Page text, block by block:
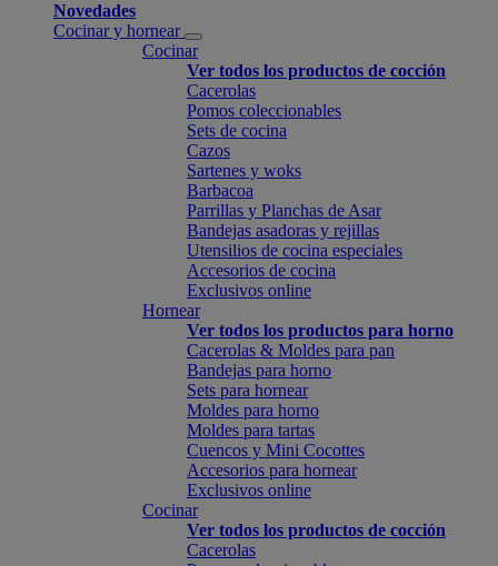
Novedades
Cocinar y hornear
Cocinar
Ver todos los productos de cocción
Cacerolas
Pomos coleccionables
Sets de cocina
Cazos
Sartenes y woks
Barbacoa
Parrillas y Planchas de Asar
Bandejas asadoras y rejillas
Utensilios de cocina especiales
Accesorios de cocina
Exclusivos online
Hornear
Ver todos los productos para horno
Cacerolas & Moldes para pan
Bandejas para horno
Sets para hornear
Moldes para horno
Moldes para tartas
Cuencos y Mini Cocottes
Accesorios para hornear
Exclusivos online
Cocinar
Ver todos los productos de cocción
Cacerolas